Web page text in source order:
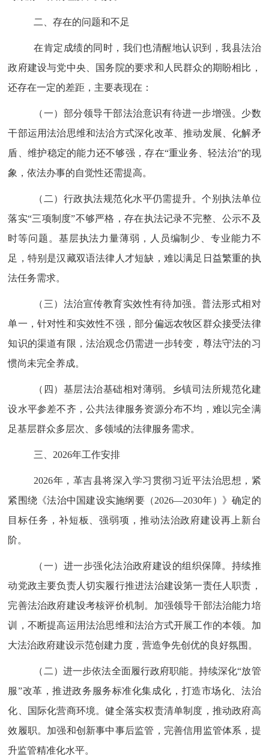
二、存在的问题和不足
在肯定成绩的同时，我们也清醒地认识到，我县法治
政府建设与党中央、国务院的要求和人民群众的期盼相比，
还存在一定的差距，主要表现在：
（一） 部分领导干部法治意识有待进一步增强。 少数
干部运用法治思维和法治方式深化改革、推动发展、化解矛
盾、维护稳定的能力还不够强，存在“重业务、轻法治”的现
象，依法办事的自觉性还需提高。
（ 二 ） 行政执法规范化水平仍需提升。个别执法单位
落实“三项制度”不够严格，存在执法记录不完整、公示不及
时等问题。基层执法力量薄弱，人员编制少、专业能力不
足，特别是汉藏双语法律人才短缺，难以满足日益繁重的执
法任务需求。
（ 三） 法治宣传教育实效性有待加强。普法形式相对
单一，针对性和实效性不强，部分偏远农牧区群众接受法律
知识的渠道有限，法治观念仍需进一步转变，尊法守法的习
惯尚未完全养成。
（ 四 ） 基层法治基础相对薄弱。
乡镇司法所规范化建
设水平参差不齐，公共法律服务资源分布不均，难以完全满
足基层群众多层次、多领域的法律服务需求。
三、 2026年工作安排
2026年， 革吉县将深入学习贯彻习近平法治思想，紧
紧围绕《法治中国建设实施纲要（2026—2030年）》确定的
目标任务，补短板、强弱项，推动法治政府建设再上新台
阶。
（一）进一步强化法治政府建设的组织保障。 持续推
动党政主要负责人切实履行推进法治建设第一责任人职责，
完善法治政府建设考核评价机制。加强领导干部法治能力培
训，不断提高运用法治思维和法治方式开展工作的本领。加
大法治政府建设示范创建力度，营造争先创优的良好氛围。
（二）进一步依法全面履行政府职能。 持续深化“放管
服”改革，推进政务服务标准化集成化，打造市场化、法治
化、国际化营商环境。健全落实权责清单制度，推动政府高
效履职。加强和创新事中事后监管，完善信用监管体系，提
升监管精准化水平。